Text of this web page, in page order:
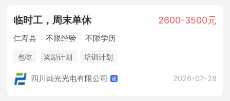
临时工，周末单休 2600-3500元
仁寿县 不限经验 不限学历
包吃 奖励计划 培训计划
四川灿光光电有限公司 2026-07-28